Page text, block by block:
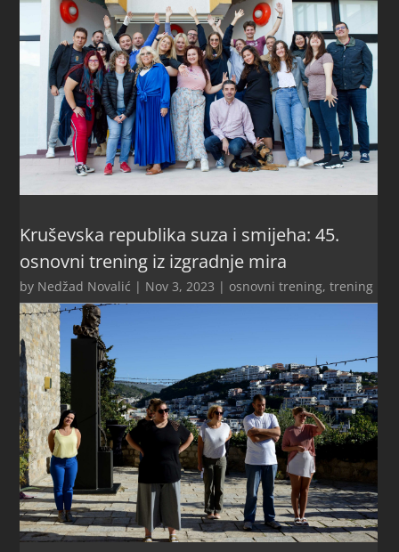
Kruševska republika suza i smijeha: 45.
osnovni trening iz izgradnje mira
by Nedžad Novalić | Nov 3, 2023 | osnovni trening,trening